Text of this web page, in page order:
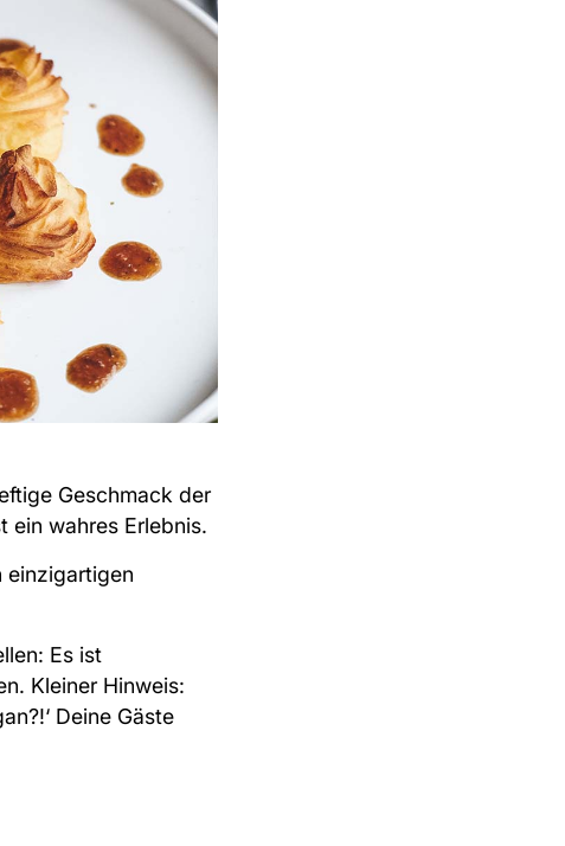
Geschmack der
wahres Erlebnis.
einzigartigen
Es ist
Kleiner Hinweis:
Deine Gäste